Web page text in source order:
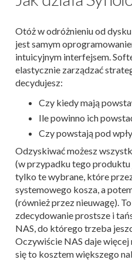
Otóż w odróżnieniu od
jest samym
intuicyjnym interfejsem.
elastycznie zarządzać
decydujesz:
Czy kiedy mają
Ile powinno ich
Czy powstają pod
Odzyskiwać możesz
(w przypadku tego
tylko te wybrane, które
systemowego kosza, a
(również przez nieuwagę).
zdecydowanie prostsze i
NAS, do którego trzeba
Oczywiście NAS daje więcej
się to kosztem większego